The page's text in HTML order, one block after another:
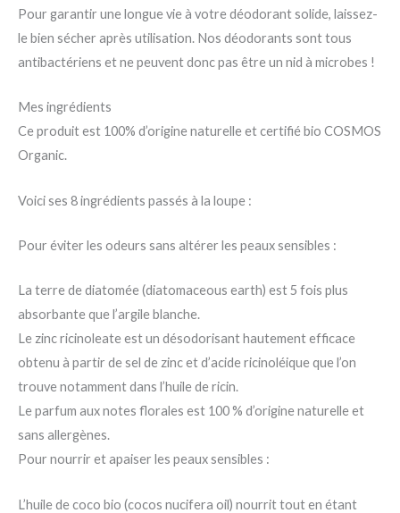
Pour garantir une longue vie à votre déodorant solide, laissez-
le bien sécher après utilisation. Nos déodorants sont tous
antibactériens et ne peuvent donc pas être un nid à microbes !
Mes ingrédients
Ce produit est 100% d’origine naturelle et certifié bio COSMOS
Organic.
Voici ses 8 ingrédients passés à la loupe :
Pour éviter les odeurs sans altérer les peaux sensibles :
La terre de diatomée (diatomaceous earth) est 5 fois plus
absorbante que l’argile blanche.
Le zinc ricinoleate est un désodorisant hautement efficace
obtenu à partir de sel de zinc et d’acide ricinoléique que l’on
trouve notamment dans l’huile de ricin.
Le parfum aux notes florales est 100 % d’origine naturelle et
sans allergènes.
Pour nourrir et apaiser les peaux sensibles :
L’huile de coco bio (cocos nucifera oil) nourrit tout en étant